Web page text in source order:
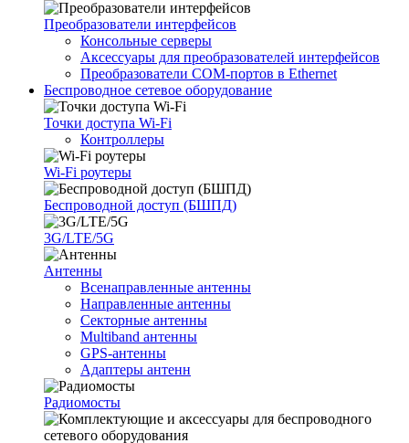
Преобразователи интерфейсов
Консольные серверы
Аксессуары для преобразователей интерфейсов
Преобразователи COM-портов в Ethernet
Беспроводное сетевое оборудование
Точки доступа Wi-Fi
Контроллеры
Wi-Fi роутеры
Беспроводной доступ (БШПД)
3G/LTE/5G
Антенны
Всенаправленные антенны
Направленные антенны
Секторные антенны
Multiband антенны
GPS-антенны
Адаптеры антенн
Радиомосты